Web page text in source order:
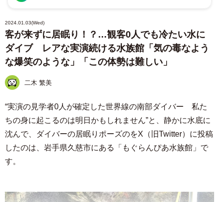
2024.01.03(Wed)
客が来ずに居眠り！？…観客0人でも冷たい水に
ダイブ レアな実演続ける水族館「気の毒なよう
な爆笑のような」「この体勢は難しい」
二木 繁美
“実演の見学者0人が確定した世界線の南部ダイバー 私た
ちの身に起こるのは明日かもしれません”と、静かに水底に
沈んで、ダイバーの居眠りポーズのをX（旧Twitter）に投稿
したのは、岩手県久慈市にある「もぐらんぴあ水族館」で
す。